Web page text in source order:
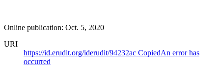
Online publication: Oct. 5, 2020
URI
https://id.erudit.org/iderudit/94232ac CopiedAn error has
occurred